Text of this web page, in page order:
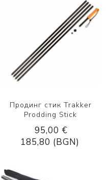
Продинг стик Trakker
Prodding Stick
95,00 €
185,80 (BGN)